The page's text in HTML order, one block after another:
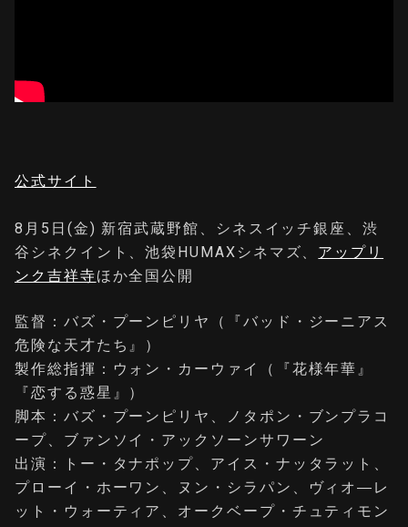
公式サイト
8⽉5⽇(金) 新宿武蔵野館、シネスイッチ銀座、渋
谷シネクイント、池袋HUMAXシネマズ、 アップリ
ンク吉祥寺ほか全国公開
監督：バズ・プーンピリヤ（『バッド・ジーニアス
危険な天才たち』）
製作総指揮：ウォン・カーウァイ（『花様年華』
『恋する惑星』）
脚本：バズ・プーンピリヤ、ノタポン・ブンプラコ
ープ、ブァンソイ・アックソーンサワーン
出演：トー・タナポップ、アイス・ナッタラット、
プローイ・ホーワン、ヌン・シラパン、ヴィオ―レ
ット・ウォーティア、オークベープ・チュティモン